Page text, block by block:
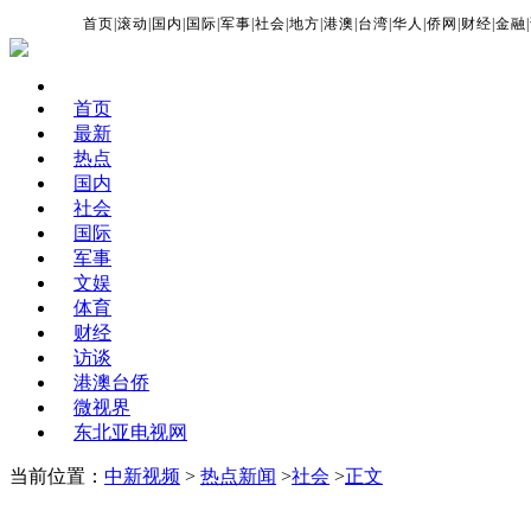
首页 |滚动 国内 国际 |军事 |社会 |地方 |港澳 台湾 |华人 |侨网 财经 |金融 |
首页
最新
热点
国内
社会
国际
军事
文娱
体育
财经
访谈
港澳台侨
微视界
东北亚电视网
当前位置： 中新视频 > 热点新闻 >社会 >正文